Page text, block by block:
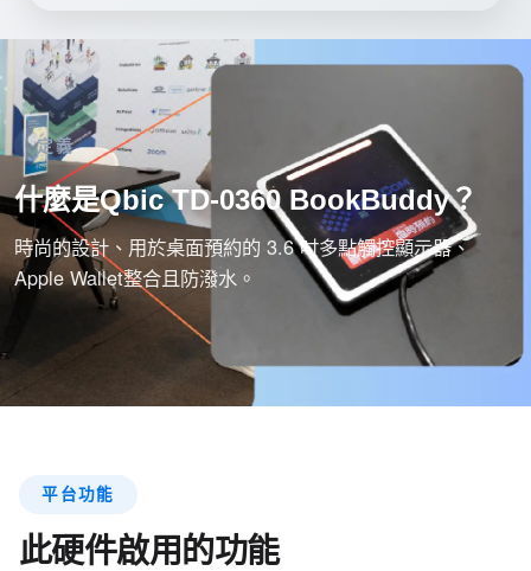
定義
什麼是Qbic TD-0360 BookBuddy？
時尚的設計、用於桌面預約的 3.6 吋多點觸控顯示器、
Apple Wallet整合且防潑水。
平台功能
此硬件啟用的功能